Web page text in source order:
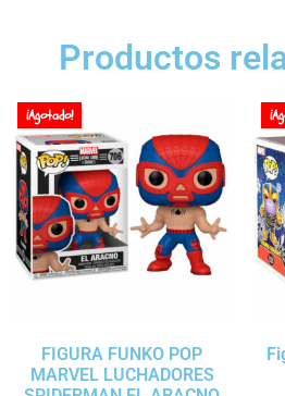
Productos
¡Agotado!
FIGURA FUNKO POP
MARVEL LUCHADORES